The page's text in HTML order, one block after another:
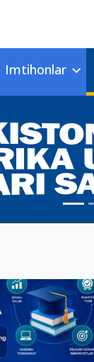
Imtihonlar